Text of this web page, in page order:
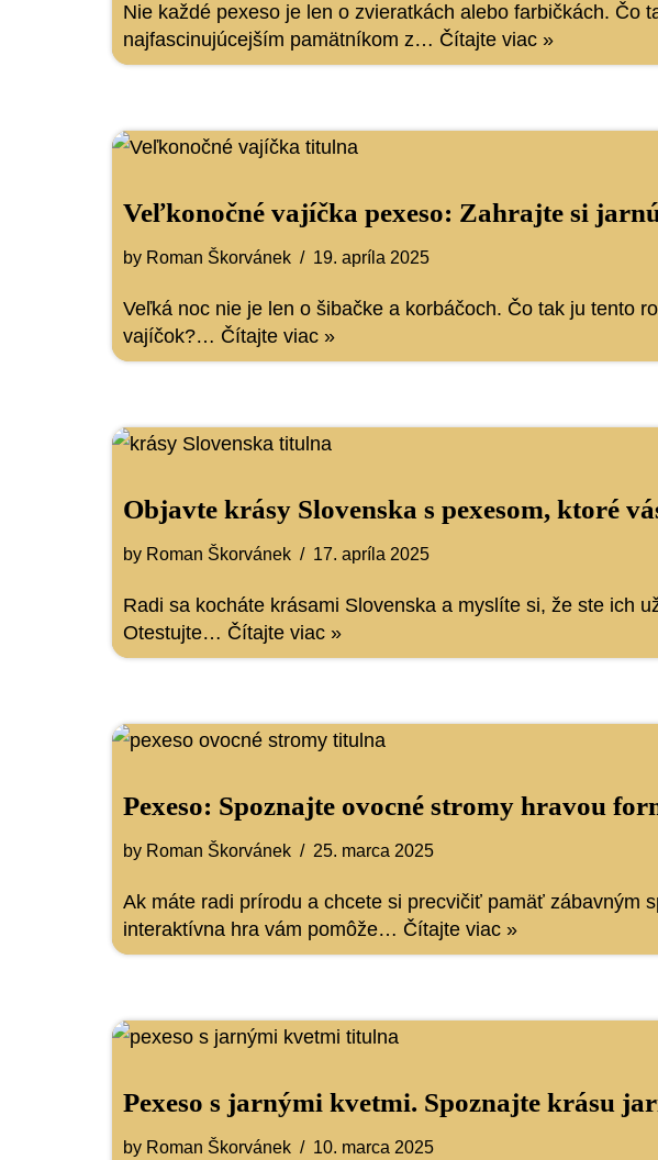
Nie každé pexeso je len o zvieratkách alebo farbičkách. Čo
najfascinujúcejším pamätníkom z… Čítajte viac »
Veľkonočné vajíčka pexeso: Zahrajte si
by Roman Škorvánek 19. apríla 2025
Veľká noc nie je len o šibačke a korbáčoch. Čo tak ju tento
vajíčok?… Čítajte viac »
Objavte krásy Slovenska s pexesom, ktoré
by Roman Škorvánek 17. apríla 2025
Radi sa kocháte krásami Slovenska a myslíte si, že ste ich
Otestujte… Čítajte viac »
Pexeso: Spoznajte ovocné stromy hravou
by Roman Škorvánek 25. marca 2025
Ak máte radi prírodu a chcete si precvičiť pamäť zábavným
interaktívna hra vám pomôže… Čítajte viac »
Pexeso s jarnými kvetmi. Spoznajte krásu
by Roman Škorvánek 10. marca 2025